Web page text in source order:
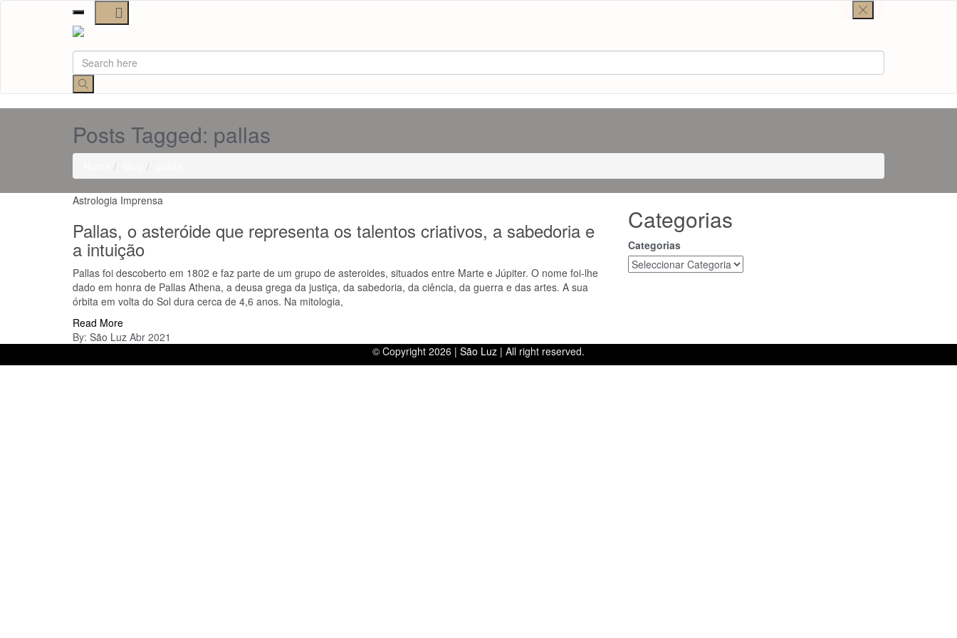
Toggle
navigation
Posts Tagged: pallas
Astrologia Imprensa
Pallas, o asteróide que representa os talentos criativos, a sabedoria e
a intuição
Pallas foi descoberto em 1802 e faz parte de um grupo de asteroides, situados entre Marte e Júpiter. O nome foi-lhe
dado em honra de Pallas Athena, a deusa grega da justiça, da sabedoria, da ciência, da guerra e das artes. A sua
órbita em volta do Sol dura cerca de 4,6 anos. Na mitologia,
Read More
By: São Luz Abr 2021
Categorias
Categorias
© Copyright 2026 | São Luz | All right reserved.